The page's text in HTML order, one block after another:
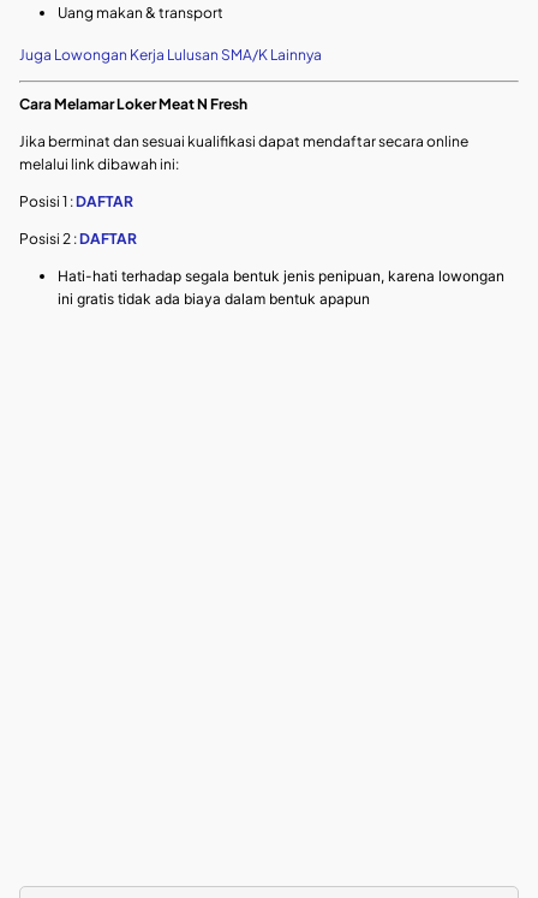
Uang makan & transport
Juga Lowongan Kerja Lulusan SMA/K Lainnya
Cara Melamar Loker Meat N Fresh
Jika berminat dan sesuai kualifikasi dapat mendaftar secara online
melalui link dibawah ini:
Posisi 1 :DAFTAR
Posisi 2 :DAFTAR
Hati-hati terhadap segala bentuk jenis penipuan, karena lowongan
ini gratis tidak ada biaya dalam bentuk apapun